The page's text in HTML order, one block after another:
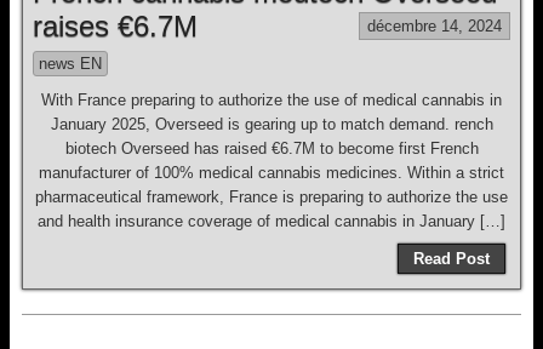
raises €6.7M
décembre 14, 2024
news EN
With France preparing to authorize the use of medical cannabis in
January 2025, Overseed is gearing up to match demand. rench
biotech Overseed has raised €6.7M to become first French
manufacturer of 100% medical cannabis medicines. Within a strict
pharmaceutical framework, France is preparing to authorize the use
and health insurance coverage of medical cannabis in January […]
Read Post